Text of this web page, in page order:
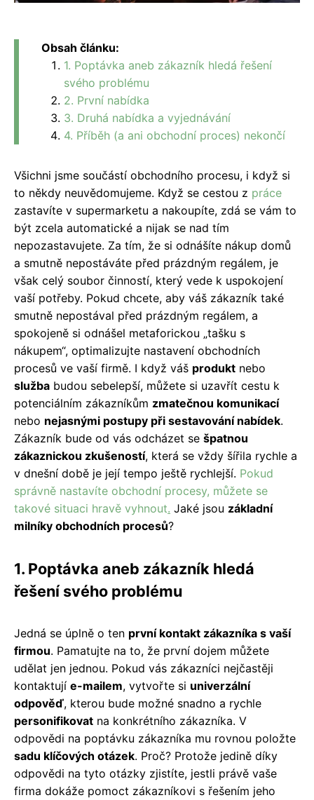
Obsah článku:
1. Poptávka aneb zákazník hledá řešení
svého problému
2. První nabídka
3. Druhá nabídka a vyjednávání
4. Příběh (a ani obchodní proces) nekončí
Všichni jsme součástí obchodního procesu, i když si
to někdy neuvědomujeme. Když se cestou z práce
zastavíte v supermarketu a nakoupíte, zdá se vám to
být zcela automatické a nijak se nad tím
nepozastavujete. Za tím, že si odnášíte nákup domů
a smutně nepostáváte před prázdným regálem, je
však celý soubor činností, který vede k uspokojení
vaší potřeby. Pokud chcete, aby váš zákazník také
smutně nepostával před prázdným regálem, a
spokojeně si odnášel metaforickou „tašku s
nákupem“, optimalizujte nastavení obchodních
procesů ve vaší firmě. I když váš produkt nebo
služba budou sebelepší, můžete si uzavřít cestu k
potenciálním zákazníkům zmatečnou komunikací
nebo nejasnými postupy při sestavování nabídek.
Zákazník bude od vás odcházet se špatnou
zákaznickou zkušeností, která se vždy šířila rychle a
v dnešní době je její tempo ještě rychlejší. Pokud
správně nastavíte obchodní procesy, můžete se
takové situaci hravě vyhnout. Jaké jsou základní
milníky obchodních procesů?
1. Poptávka aneb zákazník hledá
řešení svého problému
Jedná se úplně o ten první kontakt zákazníka s vaší
firmou. Pamatujte na to, že první dojem můžete
udělat jen jednou. Pokud vás zákazníci nejčastěji
kontaktují e-mailem, vytvořte si univerzální
odpověď, kterou bude možné snadno a rychle
personifikovat na konkrétního zákazníka. V
odpovědi na poptávku zákazníka mu rovnou položte
sadu klíčových otázek. Proč? Protože jedině díky
odpovědi na tyto otázky zjistíte, jestli právě vaše
firma dokáže pomoct zákazníkovi s řešením jeho